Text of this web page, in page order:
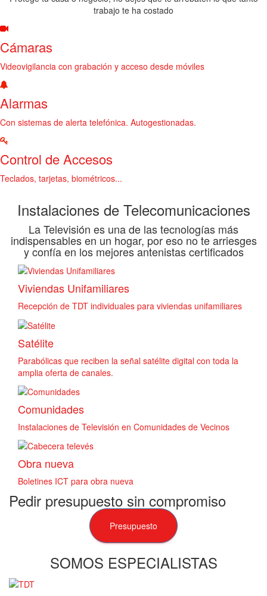
trabajo te ha costado
Cámaras
Videovigilancia con grabación y acceso desde móviles
Alarmas
Con sistemas de alerta telefónica. Autogestionadas.
Control de Accesos
Teclados, tarjetas, biométricos...
Instalaciones de Telecomunicaciones
La Televisión es una de las tecnologías más
indispensables en un hogar, por eso no te arriesges
y confía en los mejores antenistas certificados
Viviendas Unifamiliares
Recepción de TDT individuales para viviendas unifamiliares
Satélite
Parabólicas que reciben la señal satélite digital con toda la
amplia oferta de canales.
Comunidades
Instalaciones de Televisión en Comunidades de Vecinos
Obra nueva
Boletines ICT para obra nueva
Pedir presupuesto sin compromiso
Presupuesto
SOMOS ESPECIALISTAS